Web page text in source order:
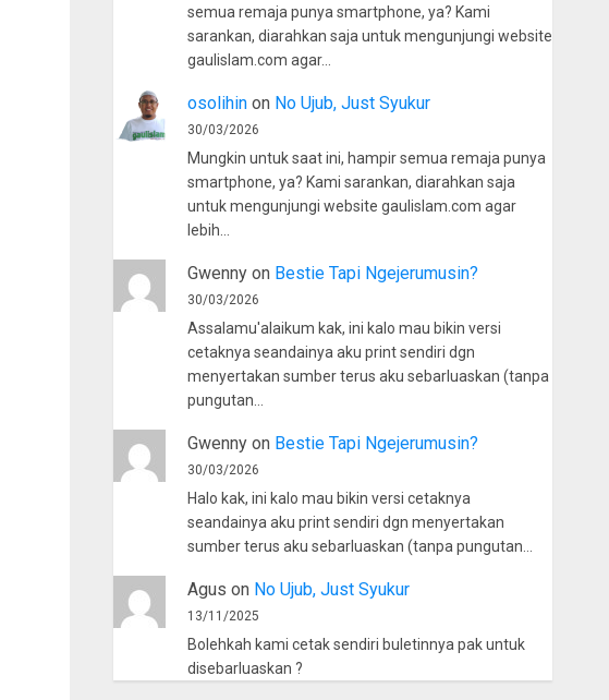
semua remaja punya smartphone, ya? Kami
sarankan, diarahkan saja untuk mengunjungi website
gaulislam.com agar…
osolihinon No Ujub, Just Syukur
30/03/2026
Mungkin untuk saat ini, hampir semua remaja punya
smartphone, ya? Kami sarankan, diarahkan saja
untuk mengunjungi website gaulislam.com agar
lebih…
Gwennyon Bestie Tapi Ngejerumusin?
30/03/2026
Assalamu'alaikum kak, ini kalo mau bikin versi
cetaknya seandainya aku print sendiri dgn
menyertakan sumber terus aku sebarluaskan (tanpa
pungutan…
Gwennyon Bestie Tapi Ngejerumusin?
30/03/2026
Halo kak, ini kalo mau bikin versi cetaknya
seandainya aku print sendiri dgn menyertakan
sumber terus aku sebarluaskan (tanpa pungutan…
Agus on No Ujub, Just Syukur
13/11/2025
Bolehkah kami cetak sendiri buletinnya pak untuk
disebarluaskan ?